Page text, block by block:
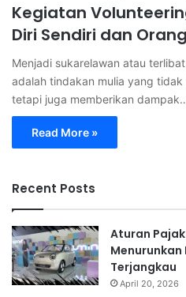
Kegiatan
Diri Sendiri dan
Menjadi sukarelawan atau
adalah tindakan mulia yang
tetapi juga memberikan
Read More »
Recent Posts
Aturan
Terjangkau
April 20, 2026